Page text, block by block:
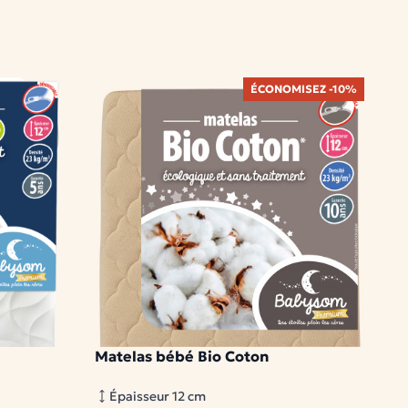
Matelas bébé Bio Coton
Épaisseur 12 cm
1 modèle disponible
ÉCONOMISEZ -10%